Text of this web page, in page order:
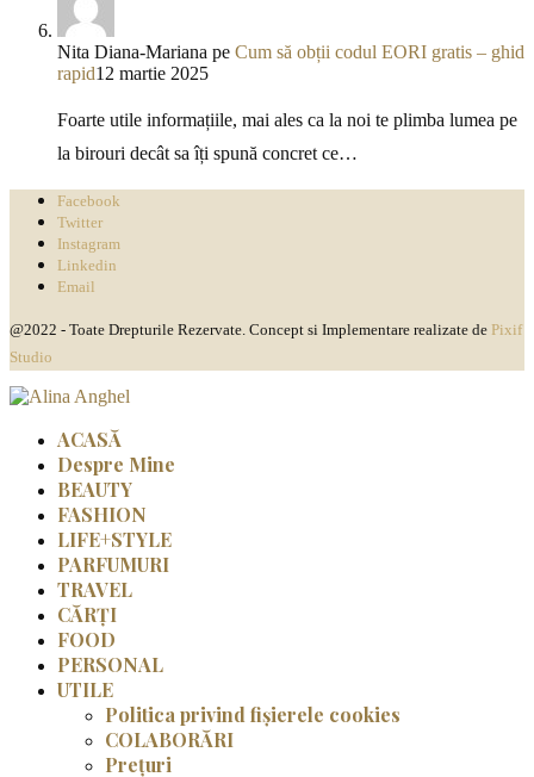
Nita Diana-Mariana pe Cum să obții codul EORI gratis – ghid
rapid12 martie 2025
Foarte utile informațiile, mai ales ca la noi te plimba lumea pe
la birouri decât sa îți spună concret ce…
Facebook
Twitter
Instagram
Linkedin
Email
@2022 - Toate Drepturile Rezervate. Concept si Implementare realizate de Pixif
Studio
ACASĂ
Despre Mine
BEAUTY
FASHION
LIFE+STYLE
PARFUMURI
TRAVEL
CĂRȚI
FOOD
PERSONAL
UTILE
Politica privind fișierele cookies
COLABORĂRI
Prețuri